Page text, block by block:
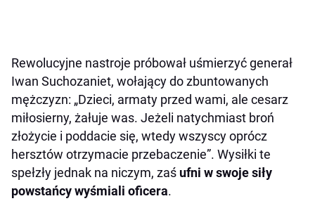
Rewolucyjne nastroje próbował uśmierzyć generał
Iwan Suchozaniet, wołający do zbuntowanych
mężczyzn: „Dzieci, armaty przed wami, ale cesarz
miłosierny, żałuje was. Jeżeli natychmiast broń
złożycie i poddacie się, wtedy wszyscy oprócz
hersztów otrzymacie przebaczenie”. Wysiłki te
spełzły jednak na niczym, zaś ufni w swoje siły
powstańcy wyśmiali oficera.